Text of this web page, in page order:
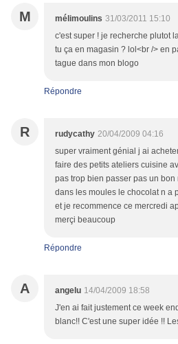
M mélimoulins 31/03/2011 15:10
c'est super ! je recherche plutot
tu ça en magasin ? lol<br /> en
tague dans mon blogo
Répondre
R rudycathy 20/04/2009 04:16
super vraiment génial j ai
faire des petits ateliers cuisine
pas trop bien passer pas un
dans les moules le chocolat n a
et je recommence ce mercredi
merçi beaucoup
Répondre
A angelu 14/04/2009 18:58
J'en ai fait justement ce week
blanc!! C'est une super idée !!